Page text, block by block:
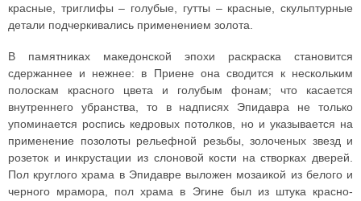
красные, триглифы – голубые, гутты – красные, скульптурные
детали подчеркивались применением золота.
В памятниках македонской эпохи раскраска становится
сдержаннее и нежнее: в Приене она сводится к нескольким
полоскам красного цвета и голубым фонам; что касается
внутреннего убранства, то в надписях Эпидавра не только
упоминается роспись кедровых потолков, но и указывается на
применение позолоты рельефной резьбы, золоченых звезд и
розеток и инкрустации из слоновой кости на створках дверей.
Пол круглого храма в Эпидавре выложен мозаикой из белого и
черного мрамора, пол храма в Эгине был из штука красно-